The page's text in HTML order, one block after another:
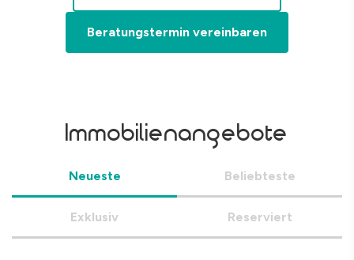
Beratungstermin vereinbaren
Immobilienangebote
Neueste Beliebteste
Exklusiv Reserviert